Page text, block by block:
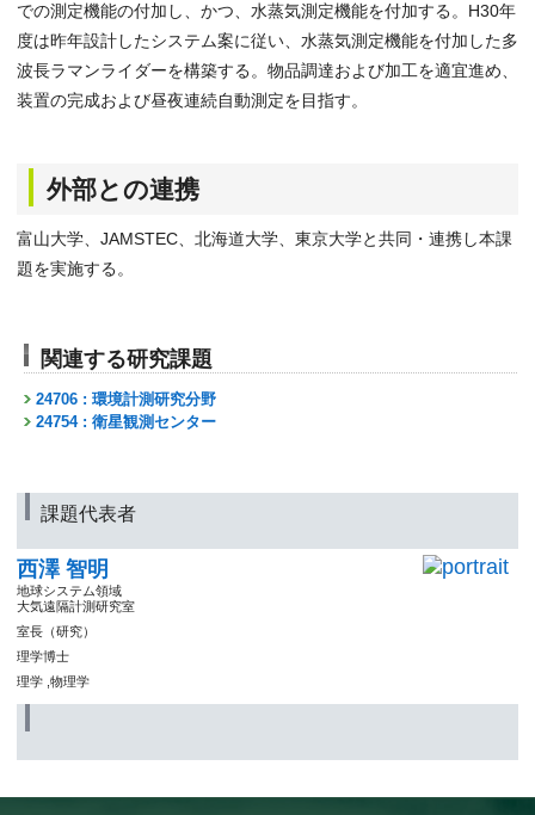
での測定機能の付加し、かつ、水蒸気測定機能を付加する。H30年
度は昨年設計したシステム案に従い、水蒸気測定機能を付加した多
波長ラマンライダーを構築する。物品調達および加工を適宜進め、
装置の完成および昼夜連続自動測定を目指す。
外部との連携
富山大学、JAMSTEC、北海道大学、東京大学と共同・連携し本課
題を実施する。
関連する研究課題
24706 : 環境計測研究分野
24754 : 衛星観測センター
課題代表者
西澤 智明
地球システム領域
大気遠隔計測研究室
室長（研究）
理学博士
理学 ,物理学